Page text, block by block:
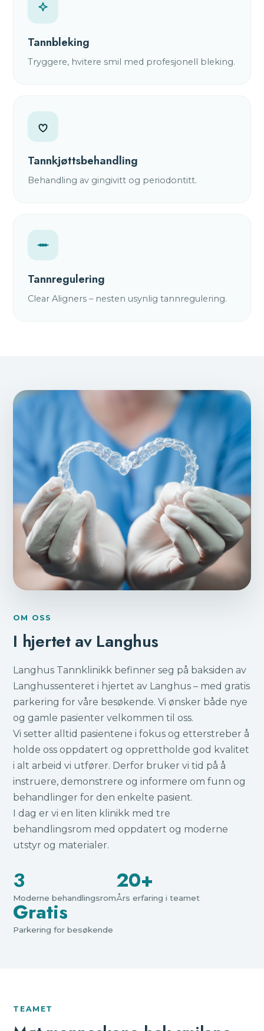
Tannbleking
Tryggere, hvitere smil med profesjonell bleking.
Tannkjøttsbehandling
Behandling av gingivitt og periodontitt.
Tannregulering
Clear Aligners – nesten usynlig tannregulering.
OM OSS
I hjertet av Langhus
Langhus Tannklinikk befinner seg på baksiden av
Langhussenteret i hjertet av Langhus – med gratis
parkering for våre besøkende. Vi ønsker både nye
og gamle pasienter velkommen til oss.
Vi setter alltid pasientene i fokus og etterstreber å
holde oss oppdatert og opprettholde god kvalitet
i alt arbeid vi utfører. Derfor bruker vi tid på å
instruere, demonstrere og informere om funn og
behandlinger for den enkelte pasient.
I dag er vi en liten klinikk med tre
behandlingsrom med oppdatert og moderne
utstyr og materialer.
3
Moderne behandlingsrom
20+
Års erfaring i teamet
Gratis
Parkering for besøkende
TEAMET